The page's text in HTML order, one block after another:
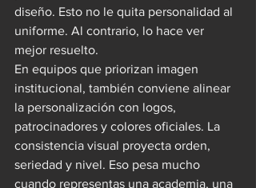
diseño. Esto no le quita personalidad al
uniforme. Al contrario, lo hace ver
mejor resuelto.
En equipos que priorizan imagen
institucional, también conviene alinear
la personalización con logos,
patrocinadores y colores oficiales. La
consistencia visual proyecta orden,
seriedad y nivel. Eso pesa mucho
cuando representas una academia, una